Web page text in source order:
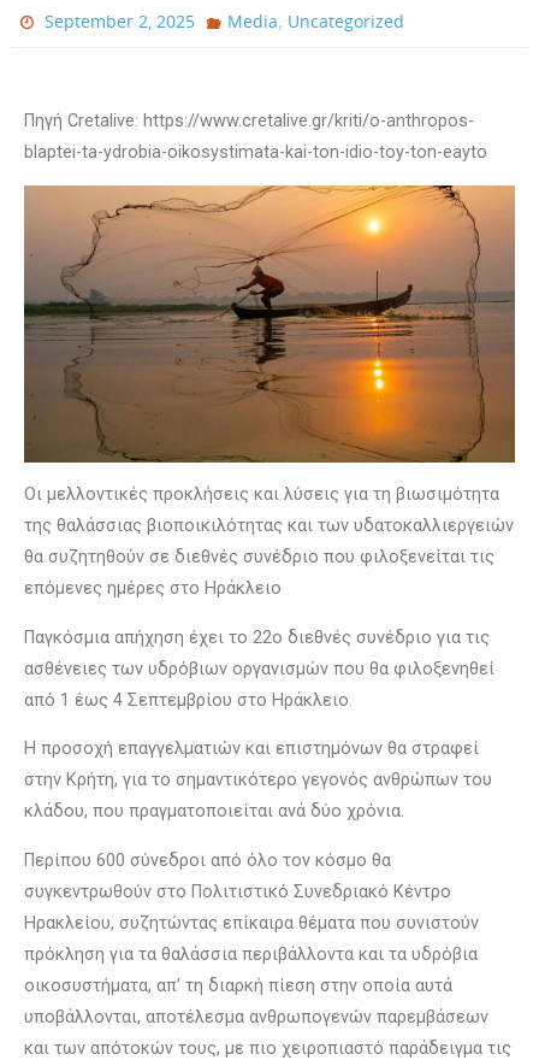
September 2, 2025 Media, Uncategorized
Πηγή Cretalive: https://www.cretalive.gr/kriti/o-anthropos-
blaptei-ta-ydrobia-oikosystimata-kai-ton-idio-toy-ton-eayto
Οι μελλοντικές προκλήσεις και λύσεις για τη βιωσιμότητα
της θαλάσσιας βιοποικιλότητας και των υδατοκαλλιεργειών
θα συζητηθούν σε διεθνές συνέδριο που φιλοξενείται τις
επόμενες ημέρες στο Ηράκλειο
Παγκόσμια απήχηση έχει το 22ο διεθνές συνέδριο για τις
ασθένειες των υδρόβιων οργανισμών που θα φιλοξενηθεί
από 1 έως 4 Σεπτεμβρίου στο Ηράκλειο.
Η προσοχή επαγγελματιών και επιστημόνων θα στραφεί
στην Κρήτη, για το σημαντικότερο γεγονός ανθρώπων του
κλάδου, που πραγματοποιείται ανά δύο χρόνια.
Περίπου 600 σύνεδροι από όλο τον κόσμο θα
συγκεντρωθούν στο Πολιτιστικό Συνεδριακό Κέντρο
Ηρακλείου, συζητώντας επίκαιρα θέματα που συνιστούν
πρόκληση για τα θαλάσσια περιβάλλοντα και τα υδρόβια
οικοσυστήματα, απ’ τη διαρκή πίεση στην οποία αυτά
υποβάλλονται, αποτέλεσμα ανθρωπογενών παρεμβάσεων
και των απότοκών τους, με πιο χειροπιαστό παράδειγμα τις